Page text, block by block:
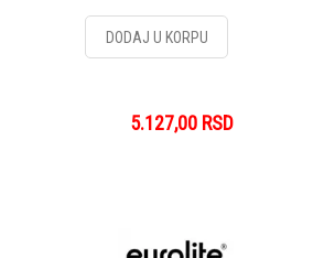
DODAJ U KORPU
5.127,00 RSD